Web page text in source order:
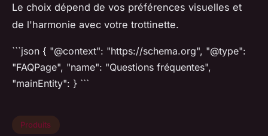
Le choix dépend de vos préférences visuelles et
de l'harmonie avec votre trottinette.
```json { "@context": "https://schema.org", "@type":
"FAQPage", "name": "Questions fréquentes",
"mainEntity": } ```
Produits